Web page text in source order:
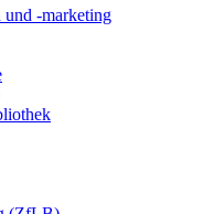
-marketing